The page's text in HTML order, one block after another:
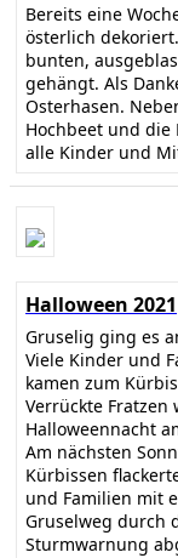
Bereits eine
österlich
bunten,
gehängt. Als
Osterhasen.
Hochbeet und die
alle Kinder und
Halloween 2021
Gruselig ging es
Viele Kinder und
kamen zum
Verrückte
Halloweennacht
Am nächsten
Kürbissen
und Familien mit
Gruselweg durch
Sturmwarnung